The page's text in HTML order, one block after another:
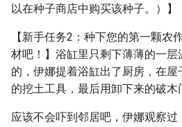
以在种子商店中购买该种子。）】
【新手任务2：种下您的第一颗农
材吧！】浴缸里只剩下薄薄的一
的，伊娜提着浴缸出了厨房，在
的挖土工具，最后用卸下来的破木
应该不会吓到邻居吧，伊娜观察